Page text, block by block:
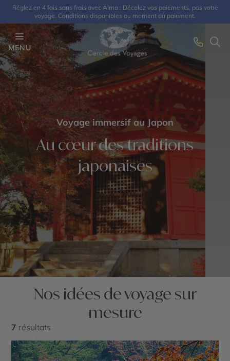
Réglez en 4 fois sans frais avec Alma : Décalez vos paiements, pas votre
voyage. Conditions disponibles au moment du paiement.
MENU
Voyage immersif au Japon
Au cœur des traditions
japonaises
Nos idées de voyage sur
mesure
7 résultats